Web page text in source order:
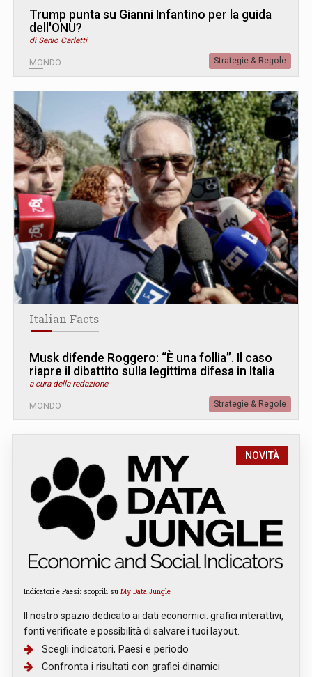
Trump punta su Gianni Infantino per la guida
dell'ONU?
di Senio Carletti
MONDO Strategie & Regole
Italian Facts
Musk difende Roggero: “È una follia”. Il caso
riapre il dibattito sulla legittima difesa in Italia
a cura della redazione
MONDO Strategie & Regole
NOVITÀ
Indicatori e Paesi: scoprili su My Data Jungle
Il nostro spazio dedicato ai dati economici: grafici interattivi,
fonti verificate e possibilità di salvare i tuoi layout.
Scegli indicatori, Paesi e periodo
Confronta i risultati con grafici dinamici